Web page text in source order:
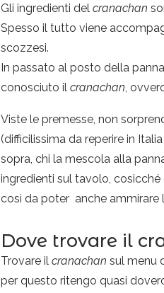
Gli ingredienti delcranachan
Spesso il tutto viene
scozzesi.
In passato al posto della
conosciuto ilcranachan,
Viste le premesse, non
(difficilissima da reperire in
sopra, chi la mescola alla
ingredienti sul tavolo,
così da poter anche ammirare
Dove trovare il
Trovare ilcranachan sul menu
per questo ritengo quasi